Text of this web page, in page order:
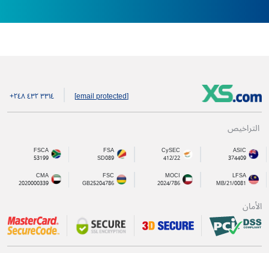
[email protected] +۲٤۸ ٤۳۲ ۳۳۱٤
التراخيص
ASIC
374409
CySEC
412/22
FSA
SD089
FSCA
53199
LFSA
MB/21/0081
MOCI
2024/786
FSC
GB25204786
CMA
2020000339
الأمان